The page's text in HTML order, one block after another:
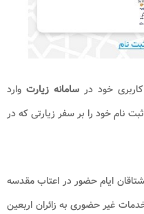
خود درسامانه زیارت وارد
نام خود را بر سفر زیارتی که در
ایام حضور در اعتاب مقدسه
غیر حضوری به زائران اربعین